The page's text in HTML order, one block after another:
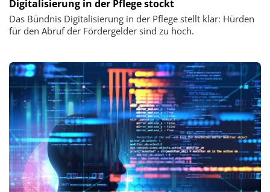
Digitalisierung in der Pflege stockt
Das Bündnis Digitalisierung in der Pflege stellt klar: Hürden
für den Abruf der Fördergelder sind zu hoch.